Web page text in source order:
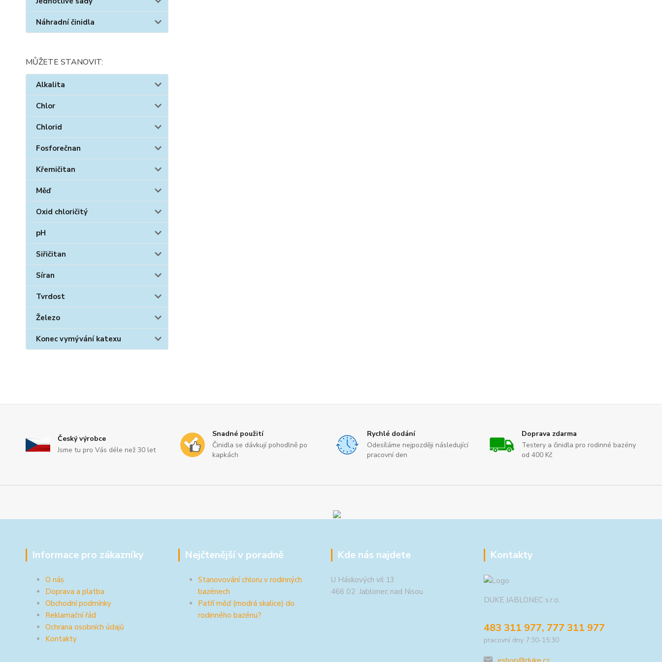
Náhradní činidla
MŮŽETE STANOVIT:
Alkalita
Chlor
Chlorid
Fosforečnan
Křemičitan
Měď
Oxid chloričitý
pH
Siřičitan
Síran
Tvrdost
Železo
Konec vymývání katexu
Český výrobce
Jsme tu pro Vás déle než 30 let
Snadné použití
Činidla se dávkují pohodlně po
kapkách
Rychlé dodání
Odesíláme nejpozději následující
pracovní den
Doprava zdarma
Testery a činidla pro rodinné bazény
od 400 Kč
Informace pro zákazníky
O nás
Doprava a platba
Obchodní podmínky
Reklamační řád
Ochrana osobních údajů
Kontakty
Nejčtenější v poradně
Stanovování chloru v rodinných
bazénech
Patří měď (modrá skalice) do
rodinného bazénu?
Kde nás najdete
U Háskových vil 13
466 02 Jablonec nad Nisou
Kontakty
DUKE JABLONEC s.r.o.
483 311 977, 777 311 977
pracovní dny 7:30-15:30